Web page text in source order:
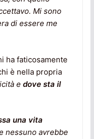
Mi sono
di essere me
ha faticosamente
è nella propria
e dove sta il
una vita
nessuno avrebbe